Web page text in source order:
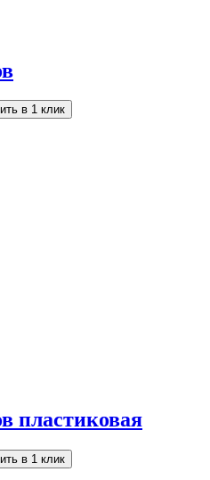
в 1 клик
пластиковая
в 1 клик